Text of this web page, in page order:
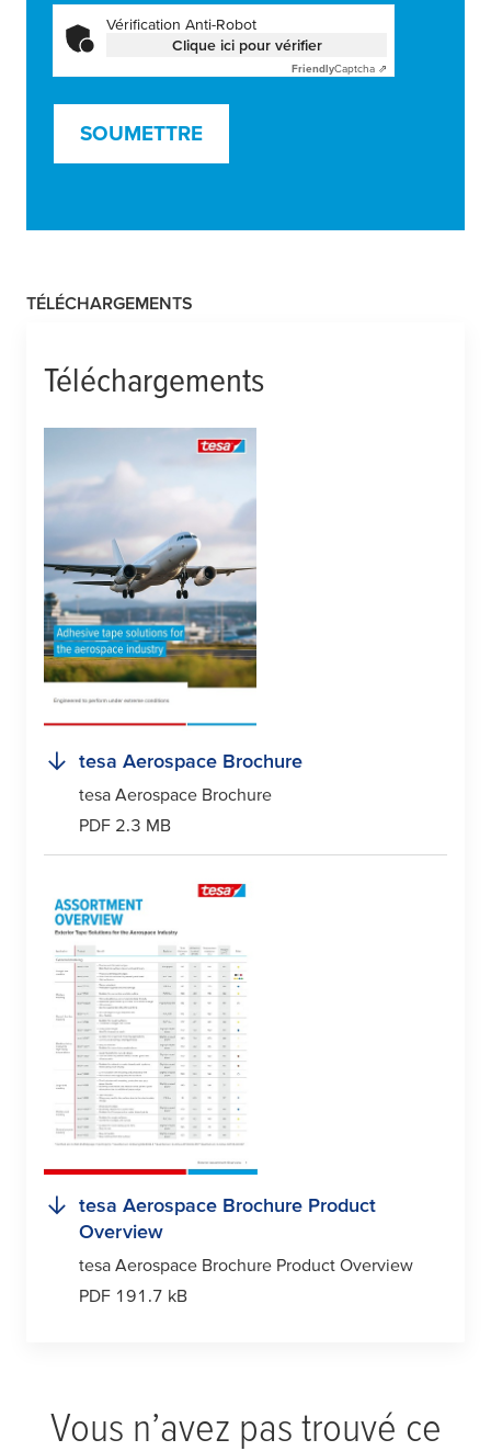
Vérification Anti-Robot
Clique ici pour vérifier
FriendlyCaptcha ⇗
SOUMETTRE
TÉLÉCHARGEMENTS
Téléchargements
tesa Aerospace Brochure
tesa Aerospace Brochure
PDF 2.3 MB
tesa Aerospace Brochure Product
Overview
tesa Aerospace Brochure Product Overview
PDF 191.7 kB
Vous n’avez pas trouvé ce